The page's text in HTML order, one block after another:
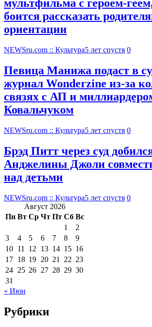
мультфильма c героем-
боится рассказать
ориентации
NEWSru.com :: Культура5 лет спустя 0
Певица Манижа подаст в
журнал Wonderzine из-за
связях с АП и
Ковальчуком
NEWSru.com :: Культура5 лет спустя 0
Брэд Питт через суд
Анджелины Джоли
над детьми
NEWSru.com :: Культура5 лет спустя 0
Август 2026
Пн Вт Ср Чт Пт Сб Вс
1
2
3
4 5 6 7 8
9
10 11 12 13 14 15 16
17 18 19 20 21 22 23
24 25 26 27 28 29 30
31
« Июн
Рубрики